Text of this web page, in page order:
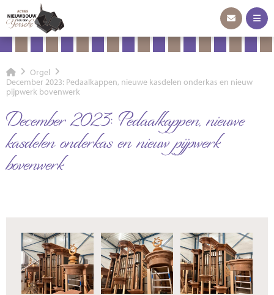
Orgel
December 2023: Pedaalkappen, nieuwe kasdelen onderkas en nieuw
pijpwerk bovenwerk
December 2023: Pedaalkappen, nieuwe
kasdelen onderkas en nieuw pijpwerk
bovenwerk